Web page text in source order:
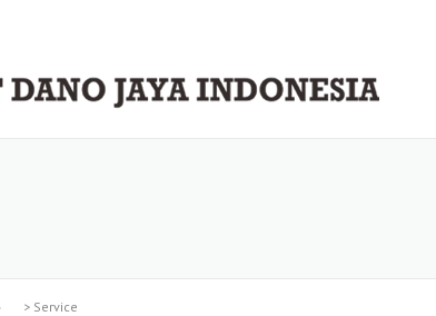
> Service